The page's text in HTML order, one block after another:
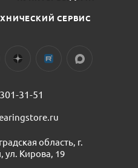
СЕРВИС
31-51
область, г.
ул. Кирова, 19